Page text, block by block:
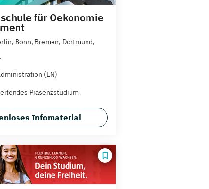
für Oekonomie
Bonn, Bremen, Dortmund,
(EN)
Präsenzstudium
Infomaterial